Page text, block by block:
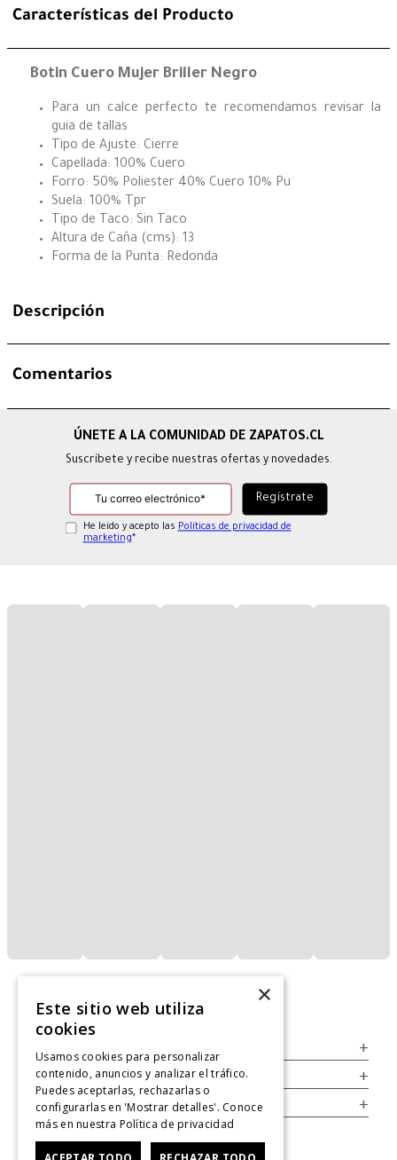
Características del Producto
Botin Cuero Mujer Briller Negro
Para un calce perfecto te recomendamos revisar la
guia de tallas
Tipo de Ajuste: Cierre
Capellada: 100% Cuero
Forro: 50% Poliester 40% Cuero 10% Pu
Suela: 100% Tpr
Tipo de Taco: Sin Taco
Altura de Caña (cms): 13
Forma de la Punta: Redonda
Descripción
Comentarios
Suscríbete y recibe nuestras ofertas y novedades.
He leído y acepto las Políticas de privacidad de
marketing*
+
Legal +
Cuenta +
×
Este sitio web utiliza
cookies
Usamos cookies para personalizar
contenido, anuncios y analizar el tráfico.
Puedes aceptarlas, rechazarlas o
configurarlas en 'Mostrar detalles'. Conoce
más en nuestra Política de privacidad